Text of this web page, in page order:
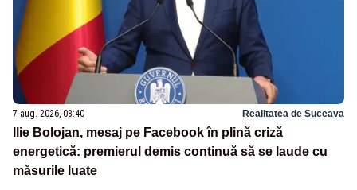
7 aug. 2026, 08:40 Realitatea de Suceava
Ilie Bolojan, mesaj pe Facebook în plină criză
energetică: premierul demis continuă să se laude cu
măsurile luate